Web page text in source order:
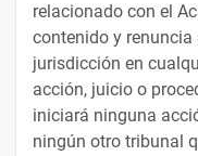
relacionado con el
contenido y
jurisdicción en
acción, juicio o
iniciará ninguna
ningún otro tribunal